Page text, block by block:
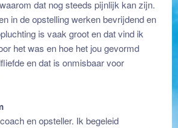
dat nog steeds pijnlijk kan zijn.
in de opstelling werken bevrijdend en
is vaak groot en dat vind ik
het was en hoe het jou gevormd
en dat is onmisbaar voor
en opsteller. Ik begeleid